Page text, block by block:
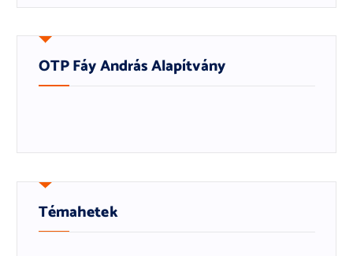
OTP Fáy András Alapítvány
Témahetek